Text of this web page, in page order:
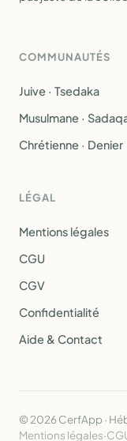
COMMUNAUTÉS
Juive · Tsedaka
Musulmane ·
Chrétienne · Denier
LÉGAL
Mentions légales
CGU
CGV
Confidentialité
Aide & Contact
© 2026 CerfApp ·
Mentions légales·